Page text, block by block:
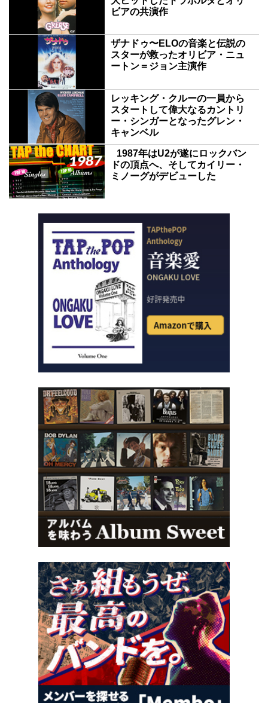
ビアの共演作
ザナドゥ〜ELOの音楽と伝説の
スターが救ったオリビア・ニュ
ートン＝ジョン主演作
レッキング・クルーの一員から
スタートして偉大なるカントリ
ー・シンガーとなったグレン・
キャンベル
1987年はU2が遂にロックバン
ドの頂点へ、そしてカイリー・
ミノーグがデビューした